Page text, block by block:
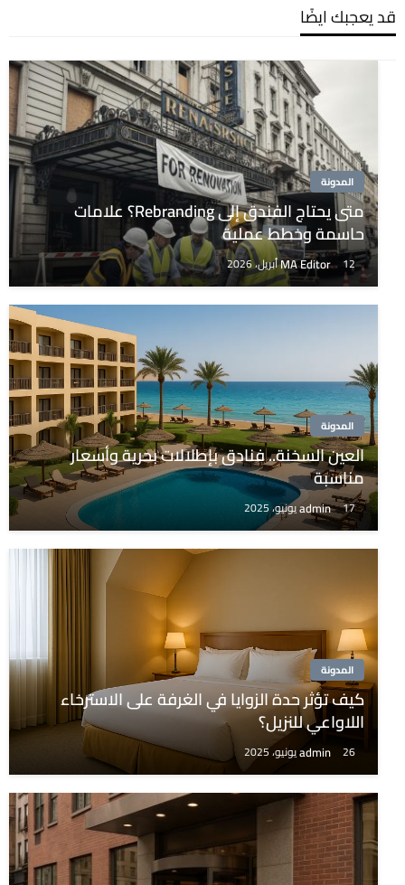
قد يعجبك ايضًا
المدونة
متى يحتاج الفندق إلى Rebranding؟ علامات
حاسمة وخطط عملية
MA Editor 12 أبريل، 2026
المدونة
العين السخنة.. فنادق بإطلالات بحرية وأسعار
مناسبة
admin 17 يونيو، 2025
المدونة
كيف تؤثر حدة الزوايا في الغرفة على الاسترخاء
اللاواعي للنزيل؟
admin 26 يونيو، 2025